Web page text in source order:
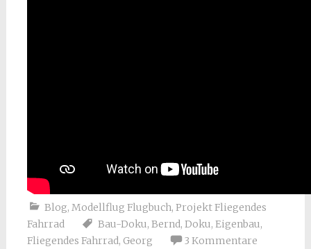
Blog, Modellflug Flugbuch, Projekt Fliegendes
Fahrrad
Bau-Doku, Bernd, Doku, Eigenbau,
Fliegendes Fahrrad, Georg 3 Kommentare